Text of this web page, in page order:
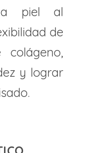
piel al
de
y lograr